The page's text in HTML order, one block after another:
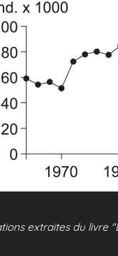
extraites du livre